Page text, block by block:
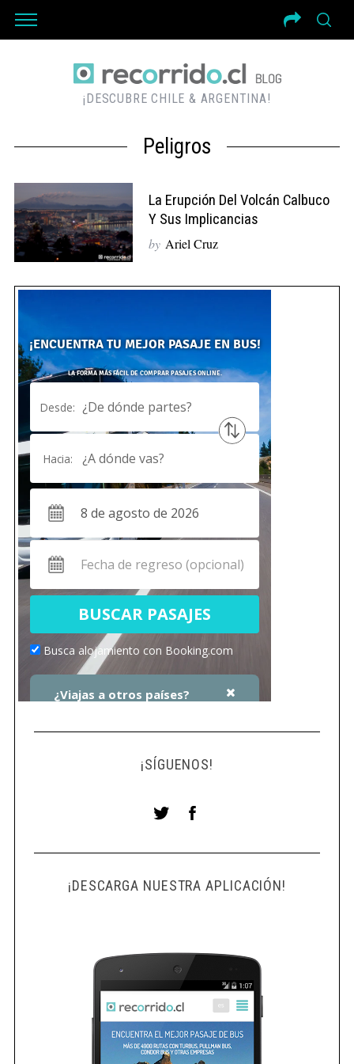
¡DESCUBRE CHILE & ARGENTINA!
Peligros
La Erupción Del Volcán Calbuco
Y Sus Implicancias
by Ariel Cruz
¡SÍGUENOS!
¡DESCARGA NUESTRA APLICACIÓN!